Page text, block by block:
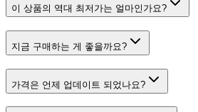
이 상품의 역대 최저가는 얼마인가요?
지금 구매하는 게 좋을까요?
가격은 언제 업데이트 되었나요?